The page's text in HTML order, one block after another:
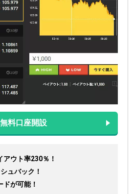
無料口座開設
ウト率230％！
ュバック！
ドが可能！